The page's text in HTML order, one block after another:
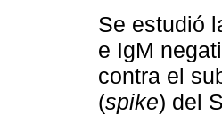
Se estudió
e IgM
contra el
(spike) del